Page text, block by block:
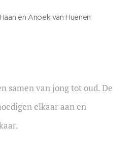
en Anoek van Huenen
samen van jong tot oud. De
elkaar aan en